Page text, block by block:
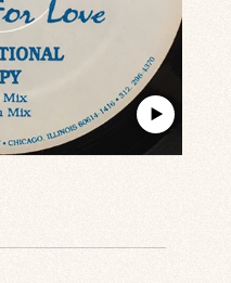
▶︎